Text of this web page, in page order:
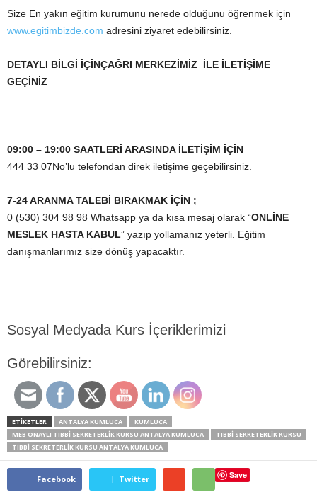
Size En yakın eğitim kurumunu nerede olduğunu öğrenmek için
www.egitimbizde.com adresini ziyaret edebilirsiniz.
DETAYLI BİLGİ İÇİNÇAĞRI MERKEZİMİZ İLE İLETİŞİME
GEÇİNİZ
09:00 – 19:00 SAATLERİ ARASINDA İLETİŞİM İÇİN
444 33 07No’lu telefondan direk iletişime geçebilirsiniz.
7-24 ARANMA TALEBİ BIRAKMAK İÇİN ;
0 (530) 304 98 98 Whatsapp ya da kısa mesaj olarak “ONLİNE
MESLEK HASTA KABUL” yazıp yollamanız yeterli. Eğitim
danışmanlarımız size dönüş yapacaktır.
Sosyal Medyada Kurs İçeriklerimizi
Görebilirsiniz:
ETİKETLER ANTALYA KUMLUCA
KUMLUCA
MEB ONAYLI TIBBI SEKRETERLIK KURSU ANTALYA KUMLUCA
TIBBI SEKRETERLIK KURSU
TIBBI SEKRETERLIK KURSU ANTALYA KUMLUCA
Facebook Twitter Save